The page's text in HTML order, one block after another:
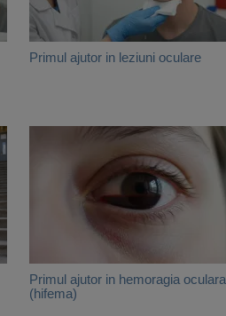
Primul ajutor in leziuni oculare
Primul ajutor in hemoragia oculara
(hifema)